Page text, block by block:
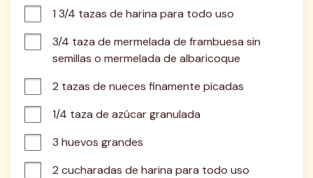
1 3/4 tazas de harina para todo uso
3/4 taza de mermelada de frambuesa sin
semillas o mermelada de albaricoque
2 tazas de nueces finamente picadas
1/4 taza de azúcar granulada
3 huevos grandes
2 cucharadas de harina para todo uso